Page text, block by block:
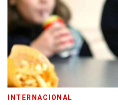
INTERNACIONAL